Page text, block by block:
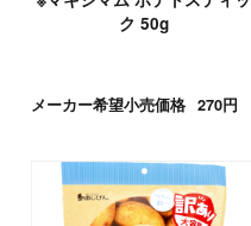
ク 50g
メーカー希望小売価格 270円